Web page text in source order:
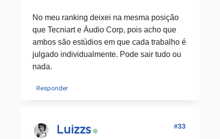
No meu ranking deixei na mesma posição
que Tecniart e Áudio Corp, pois acho que
ambos são estúdios em que cada trabalho é
julgado individualmente. Pode sair tudo ou
nada.
Responder
Luizzs #33